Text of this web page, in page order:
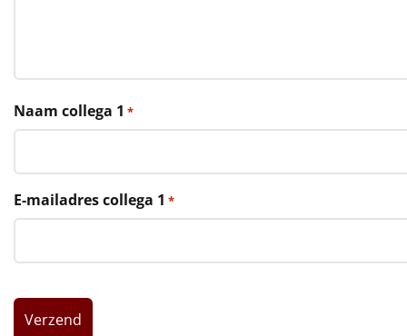
Rituals
Mannen
Leuke
Naam collega 1 *
E-mailadres collega 1 *